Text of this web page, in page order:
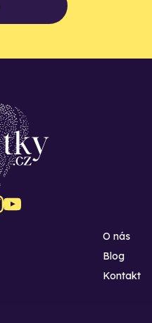
O nás
Blog
Kontakt